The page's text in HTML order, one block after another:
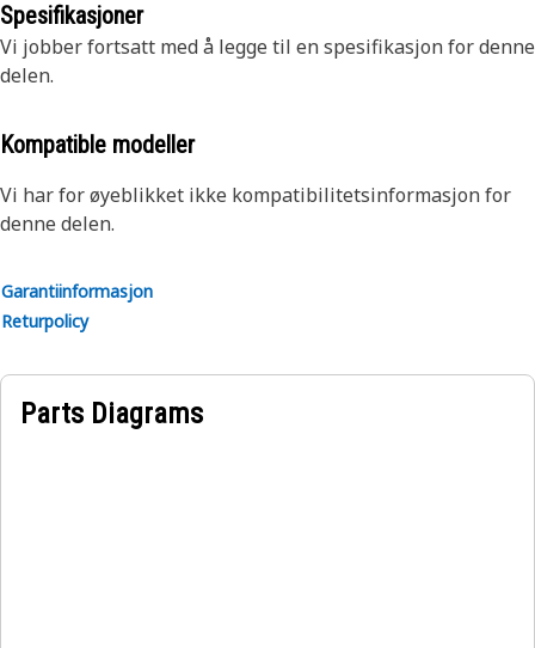
Spesifikasjoner
Vi jobber fortsatt med å legge til en spesifikasjon for denne
delen.
Kompatible modeller
Vi har for øyeblikket ikke kompatibilitetsinformasjon for
denne delen.
Garantiinformasjon
Returpolicy
Parts Diagrams